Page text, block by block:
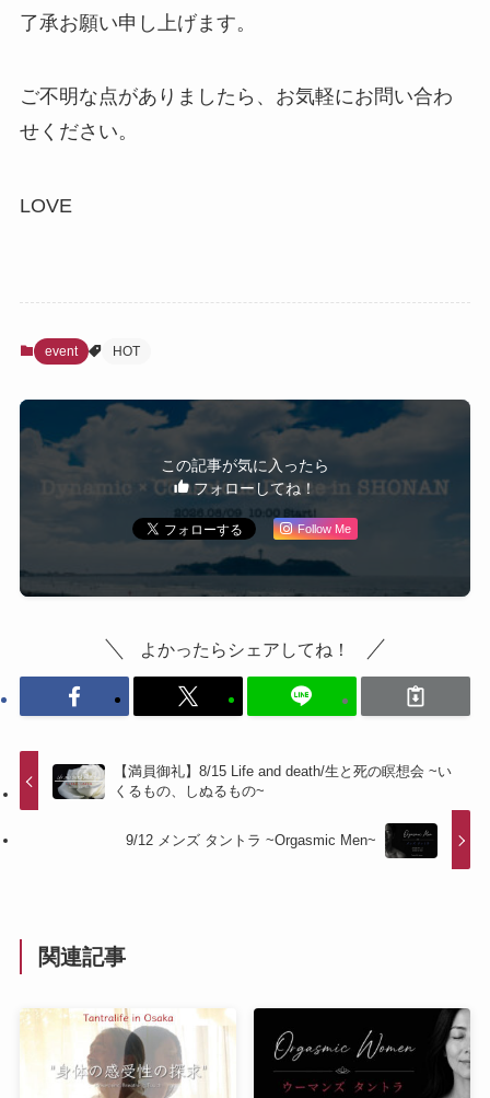
了承お願い申し上げます。
ご不明な点がありましたら、お気軽にお問い合わ
せください。
LOVE
event HOT
この記事が気に入ったら
フォローしてね！
Follow Me
よかったらシェアしてね！
【満員御礼】8/15 Life and death/生と死の瞑想会 ~い
くるもの、しぬるもの~
9/12 メンズ タントラ ~Orgasmic Men~
関連記事